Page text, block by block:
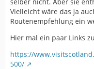
Vielleicht wäre das ja
Routenempfehlung ein
Hier mal ein paar Links
https://
500/